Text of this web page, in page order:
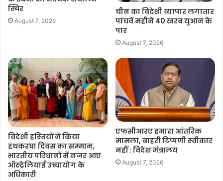
–आईएएनएस
F
a
c
e
b
o
W
h
a
t
s
A
T
w
i
t
t
e
C
o
p
y
L
i
S
h
a
e
स्थिर
August 7, 2026
चीन का विदेशी व्यापार लगातार
पांचवें महीने 40 खरब युआन के
पार
August 7, 2026
व‍िदेशी हस्‍त‍ियों ने क‍िया
हथकरघा द‍िवस का सम्‍मान,
भारतीय पर‍िधानों में नजर आए
ऑस्ट्रेलियाई उच्चायोग के
अध‍िकारी
एफसीआरए हमारा आंतर‍िक
मामला, बाहरी ट‍िप्‍पणी स्‍वीकार
नहीं : व‍िदेश मंत्रालय
August 7, 2026